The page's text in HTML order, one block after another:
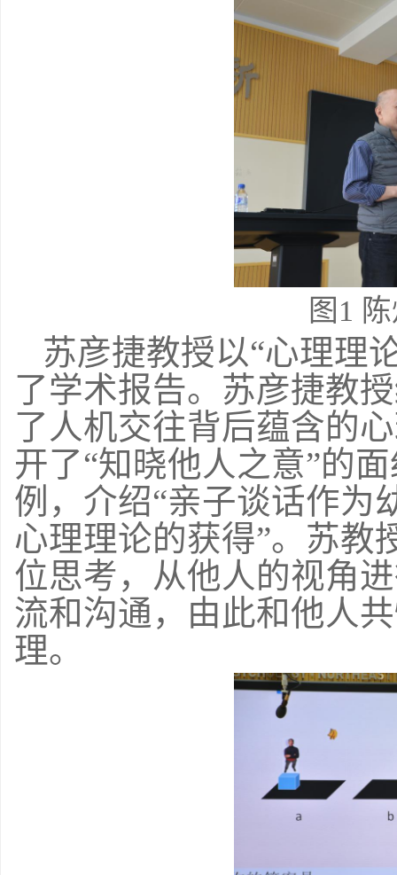
图 1
苏彦捷教授以“心理理
了学术报告。苏彦捷教
了人机交往背后蕴含的
开了“知晓他人之意”的
例，介绍“亲子谈话作为
心理理论的获得”。苏教
位思考，从他人的视角
流和沟通，由此和他人
理。